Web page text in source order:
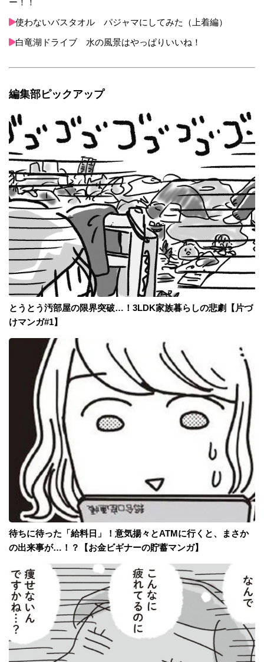
ー！！
使わないバスタオル パジャマにしてみた（上着編）
白竜湖ドライブ 水の風景はやっぱりいいね！
編集部ピックアップ
とうとう汚部屋の限界突破…！3LDK家族暮らしの悲劇【片づ
けマンガ#1】
待ちに待った「給料日」！意気揚々とATMに行くと、まさか
の出来事が…！？【お金ビギナーの貯蓄マンガ】